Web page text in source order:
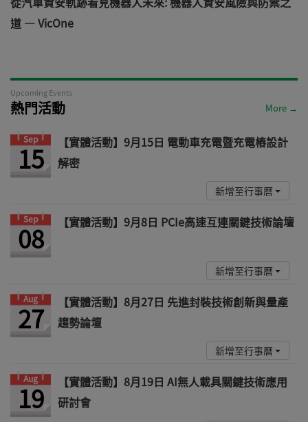
道 — VicOne
Upcoming Events
熱門活動 More →
Sep
15
【實體活動】9月15日 電動車充電暨充電樁設計
解密
新增至行事曆
Sep
08 【實體活動】9月8日 PCIe高速互連關鍵技術論壇
新增至行事曆
Aug
27
【實體活動】8月27日 先進封裝技術創新與量產
趨勢論壇
新增至行事曆
Aug
19
【實體活動】8月19日 AI無人載具關鍵技術應用
研討會